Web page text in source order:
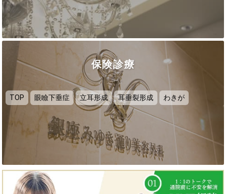
保険診療
TOP 眼瞼下垂症 立耳形成 耳垂裂形成 わきが